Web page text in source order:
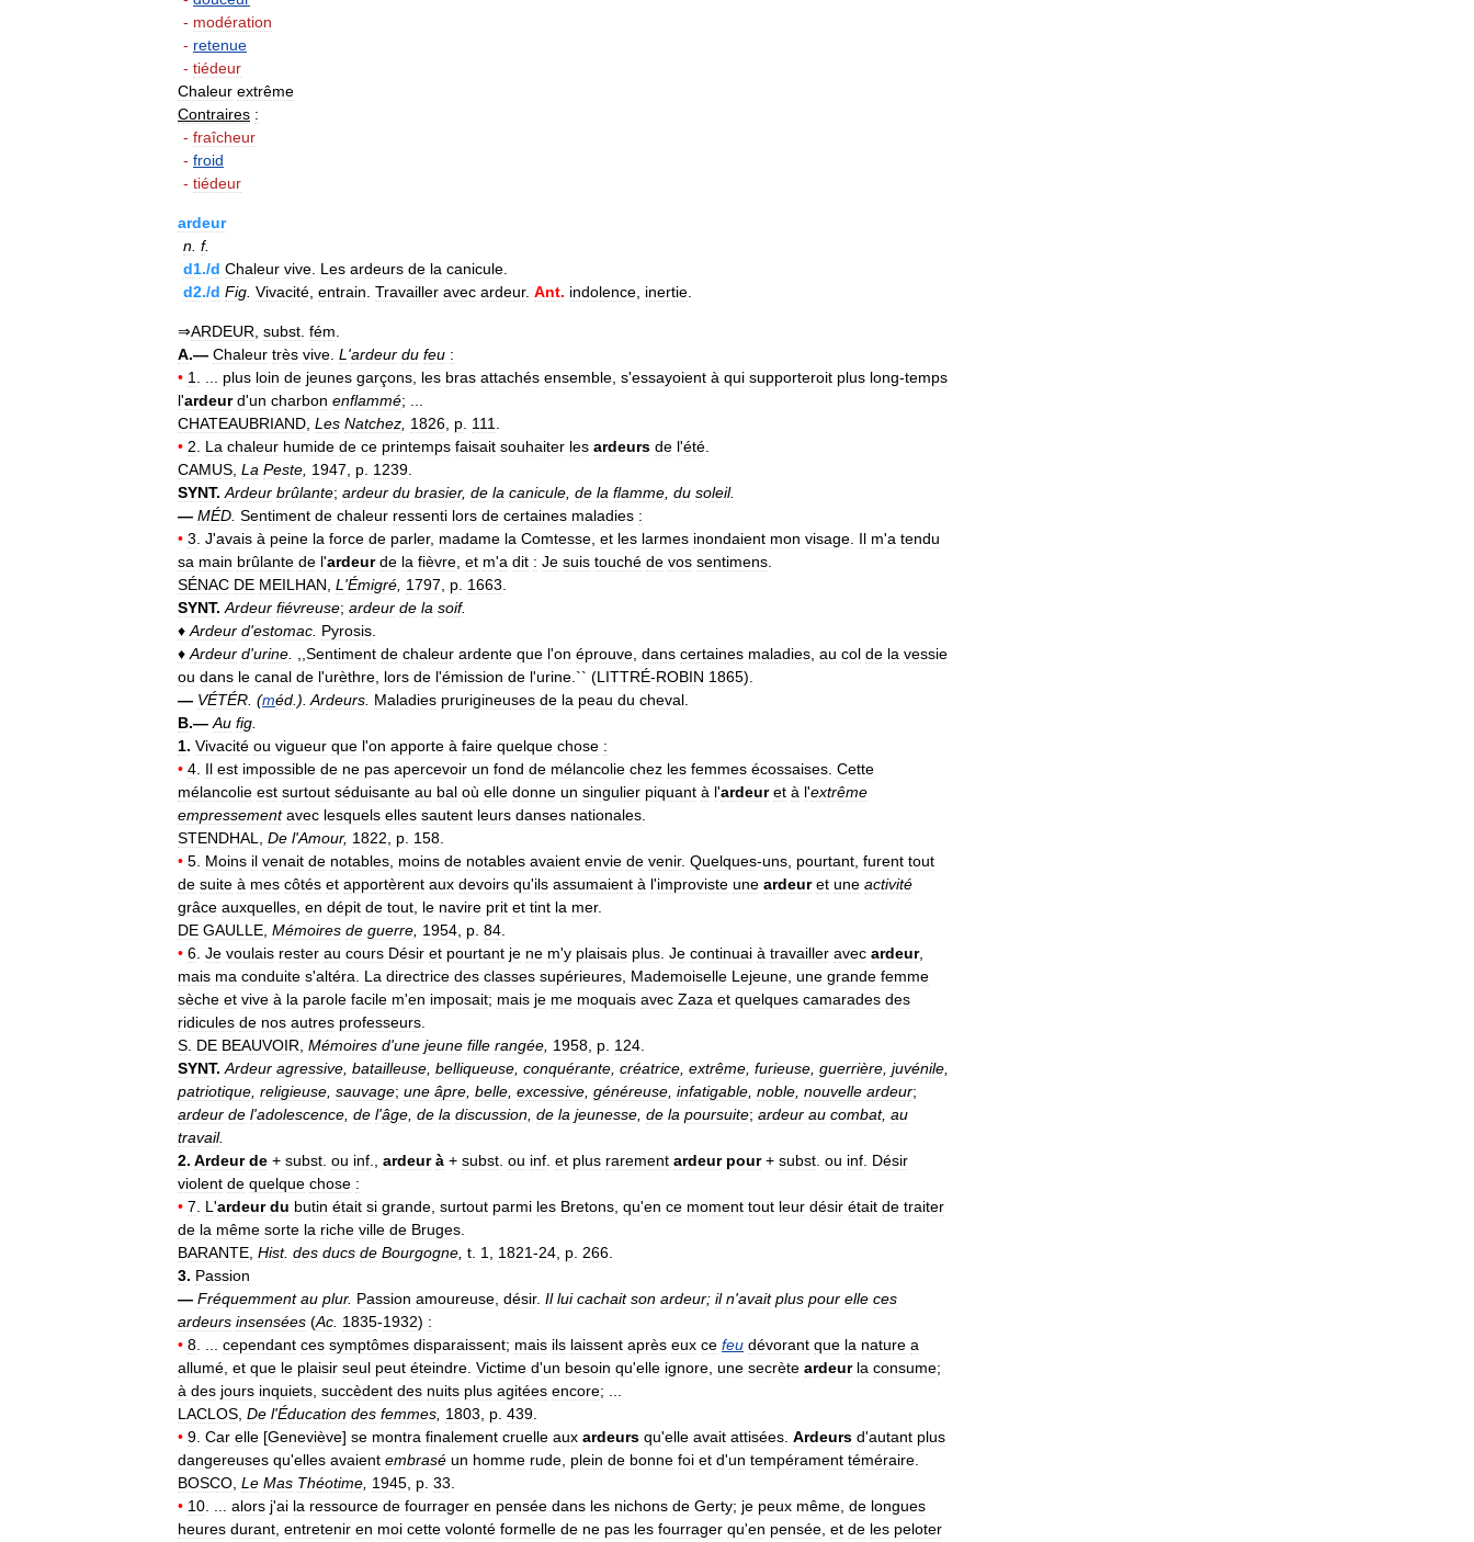
- modération
- retenue
- tiédeur
Chaleur extrême
Contraires :
- fraîcheur
- froid
- tiédeur
ardeur
n f.
d1./d Chaleur vive Les ardeurs de la canicule
d2./d Fig Vivacité entrain Travailler avec ardeur. Ant. indolence inertie
⇒ARDEUR subst fém
A.— Chaleur très vive L 'ardeur du feu :
• 1 plus loin de jeunes garçons les bras attachés ensemble s'essayoient à qui supporteroit plus long-temps
l'ardeur d'un charbon enflammé; ...
CHATEAUBRIAND Les Natchez 1826 p 111
• 2 La chaleur humide de ce printemps faisait souhaiter les ardeurs de l'été
CAMUS La Peste 1947 p 1239
SYNT. Ardeur brûlante; ardeur du brasier, de la canicule de la flamme du soleil.
— MÉD Sentiment de chaleur ressenti lors de certaines maladies :
• 3 J'avais à peine la force de parler, madame la Comtesse et les larmes inondaient mon visage Il m'a tendu
sa main brûlante de l'ardeur de la fièvre et m'a dit : Je suis touché de vos sentimens
SÉNAC DE MEILHAN L 'Émigré 1797 p 1663
SYNT. Ardeur fiévreuse; ardeur de la soif.
♦ Ardeur d'estomac Pyrosis
♦ Ardeur d'urine Sentiment de chaleur ardente que l'on éprouve dans certaines maladies au col de la vessie
ou dans le canal de l'urèthre lors de l'émission de l'urine .`` (LITTRÉ-ROBIN 1865).
— VÉTÉR . (méd .). Ardeurs Maladies prurigineuses de la peau du cheval
B.— Au fig
1. Vivacité ou vigueur que l'on apporte à faire quelque chose :
• 4 Il est impossible de ne pas apercevoir un fond de mélancolie chez les femmes écossaises Cette
mélancolie est surtout séduisante au bal où elle donne un singulier piquant à l'ardeur et à l'extrême
empressement avec lesquels elles sautent leurs danses nationales
STENDHAL
De l'Amour, 1822 p 158
• 5 Moins il venait de notables moins de notables avaient envie de venir. Quelques-uns pourtant furent tout
de suite à mes côtés et apportèrent aux devoirs qu'ils assumaient à l'improviste une ardeur et une activité
grâce auxquelles en dépit de tout le navire prit et tint la mer.
DE GAULLE Mémoires de guerre 1954 p 84
• 6 Je voulais rester au cours Désir et pourtant je ne m'y plaisais plus Je continuai à travailler avec ardeur,
mais ma conduite s'altéra La directrice des classes supérieures Mademoiselle Lejeune une grande femme
sèche et vive à la parole facile m'en imposait; mais je me moquais avec Zaza et quelques camarades des
ridicules de nos autres professeurs
S DE BEAUVOIR Mémoires d'une jeune fille rangée 1958 p 124
SYNT. Ardeur agressive batailleuse belliqueuse conquérante créatrice extrême furieuse guerrière juvénile
patriotique religieuse sauvage; une âpre belle excessive généreuse infatigable noble nouvelle ardeur;
ardeur de l'adolescence de l'âge de la discussion de la jeunesse de la poursuite; ardeur au combat, au
travail.
2. Ardeur de + subst ou inf ardeur à + subst ou inf et plus rarement ardeur pour+ subst ou inf Désir
violent de quelque chose :
• 7 L 'ardeur du butin était si grande surtout parmi les Bretons qu'en ce moment tout leur désir était de traiter
de la même sorte la riche ville de Bruges
BARANTE Hist. des ducs de Bourgogne t 1 1821-24 p 266
3. Passion
— Fréquemment au plur. Passion amoureuse désir. Il lui cachait son ardeur; il n'avait plus pour elle ces
ardeurs insensées (Ac 1835-1932) :
• 8 cependant ces symptômes disparaissent; mais ils laissent après eux ce feu dévorant que la nature a
allumé et que le plaisir seul peut éteindre Victime d'un besoin qu'elle ignore une secrète ardeur la consume;
à des jours inquiets succèdent des nuits plus agitées encore; ...
LACLOS De l'Éducation des femmes 1803 p 439
• 9 Car elle [Geneviève] se montra finalement cruelle aux ardeurs qu'elle avait attisées Ardeurs d'autant plus
dangereuses qu'elles avaient embrasé un homme rude plein de bonne foi et d'un tempérament téméraire
BOSCO Le Mas Théotime 1945 p 33
• 10 alors j'ai la ressource de fourrager en pensée dans les nichons de Gerty; je peux même de longues
heures durant entretenir en moi cette volonté formelle de ne pas les fourrager qu'en pensée et de les peloter